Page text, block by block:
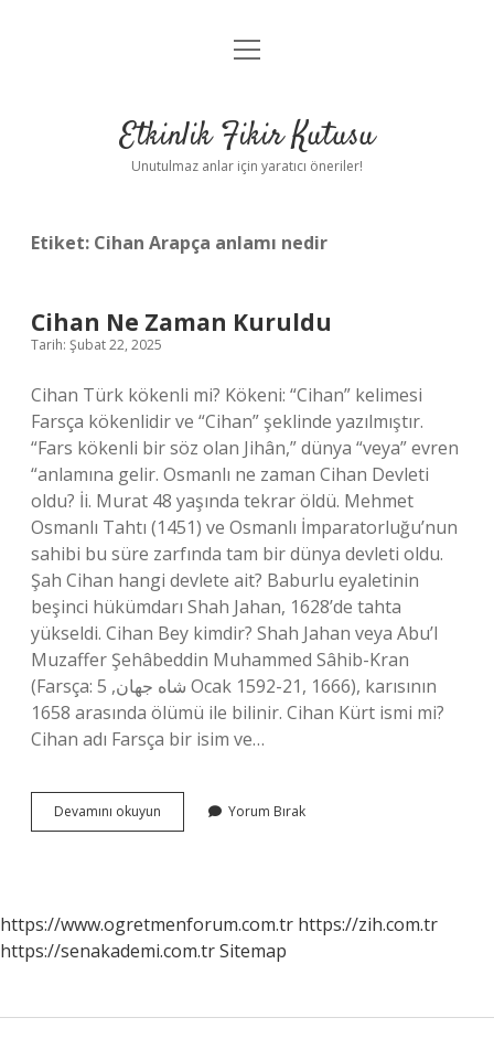
Anasayfa
Yasal Uyarı
menüyü
Etkinlik Fikir Kutusu
Unutulmaz anlar için yaratıcı öneriler!
Etiket: Cihan Arapça anlamı nedir
Cihan Ne Zaman Kuruldu
Tarih: Şubat 22, 2025
Cihan Türk kökenli mi? Kökeni: “Cihan” kelimesi
Farsça kökenlidir ve “Cihan” şeklinde yazılmıştır.
“Fars kökenli bir söz olan Jihân,” dünya “veya” evren
“anlamına gelir. Osmanlı ne zaman Cihan Devleti
oldu? İi. Murat 48 yaşında tekrar öldü. Mehmet
Osmanlı Tahtı (1451) ve Osmanlı İmparatorluğu’nun
sahibi bu süre zarfında tam bir dünya devleti oldu.
Şah Cihan hangi devlete ait? Baburlu eyaletinin
beşinci hükümdarı Shah Jahan, 1628’de tahta
yükseldi. Cihan Bey kimdir? Shah Jahan veya Abu’l
Muzaffer Şehâbeddin Muhammed Sâhib-Kran
(Farsça: شاه جهان, 5 Ocak 1592-21, 1666), karısının
1658 arasında ölümü ile bilinir. Cihan Kürt ismi mi?
Cihan adı Farsça bir isim ve…
Devamını okuyun
Ne
Yorum Bırak
https://www.ogretmenforum.com.tr https://zih.com.tr
https://senakademi.com.trSitemap